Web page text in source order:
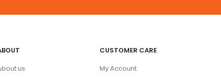
us
CUSTOMER CARE
My Account